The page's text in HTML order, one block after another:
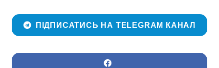
ПІДПИСАТИСЬ НА TELEGRAM КАНАЛ